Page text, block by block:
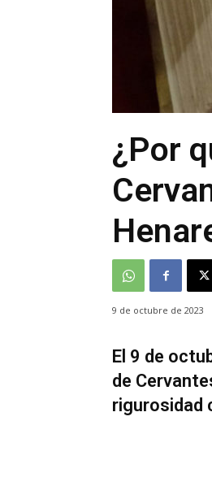
¿Por
9 de octubre de 2023
El 9 de
de
rigurosidad